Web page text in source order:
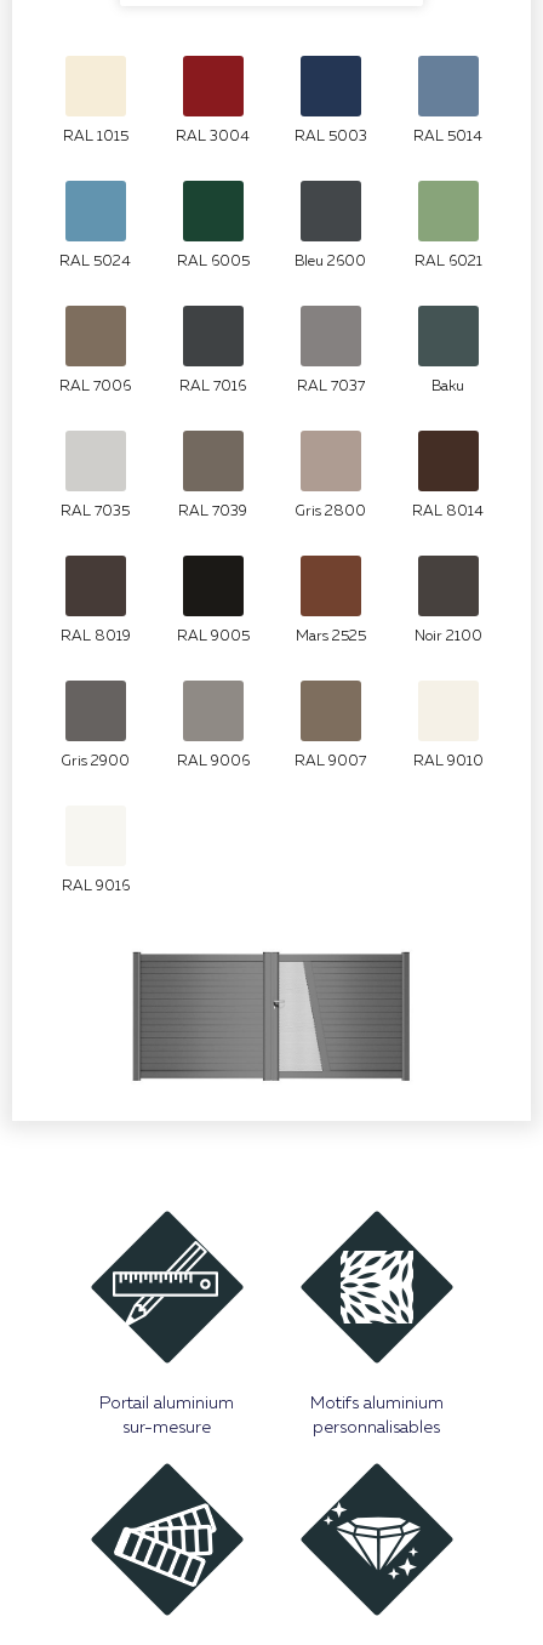
RAL 1015 RAL 3004 RAL 5003 RAL 5014
RAL 5024 RAL 6005 Bleu 2600 RAL 6021
RAL 7006 RAL 7016 RAL 7037 Baku
RAL 7035 RAL 7039 Gris 2800 RAL 8014
RAL 8019 RAL 9005 Mars 2525 Noir 2100
Gris 2900 RAL 9006 RAL 9007 RAL 9010
RAL 9016
Portail aluminium
sur-mesure
Motifs aluminium
personnalisables